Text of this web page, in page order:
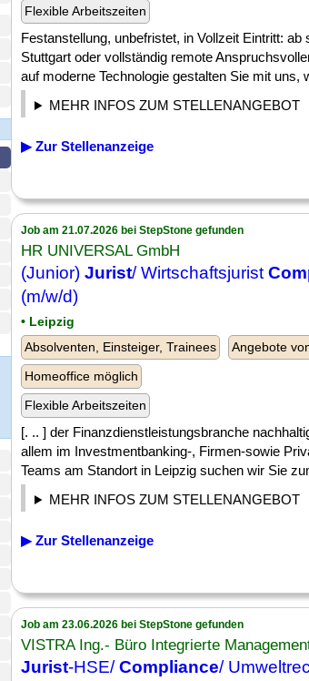
Flexible Arbeitszeiten
Festanstellung, unbefristet, in Vollzeit Eintritt:
Stuttgart oder vollständig remote
auf moderne Technologie gestalten Sie mit
MEHR INFOS ZUM STELLENANGEBOT
▶ Zur Stellenanzeige
Job am 21.07.2026 bei StepStone gefunden
HR UNIVERSAL GmbH
(Junior) Jurist/ Wirtschaftsjurist
(m/w/d)
• Leipzig
Absolventen, Einsteiger, Trainees
Angebote
Homeoffice möglich
Flexible Arbeitszeiten
[. .. ] der Finanzdienstleistungsbranche
allem im Investmentbanking-, Firmen-sowie
Teams am Standort in Leipzig suchen wir Sie
MEHR INFOS ZUM STELLENANGEBOT
▶ Zur Stellenanzeige
Job am 23.06.2026 bei StepStone gefunden
VISTRA Ing.- Büro Integrierte
Jurist-HSE/Compliance/